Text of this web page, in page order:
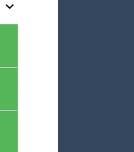
keyboard_arrow_down